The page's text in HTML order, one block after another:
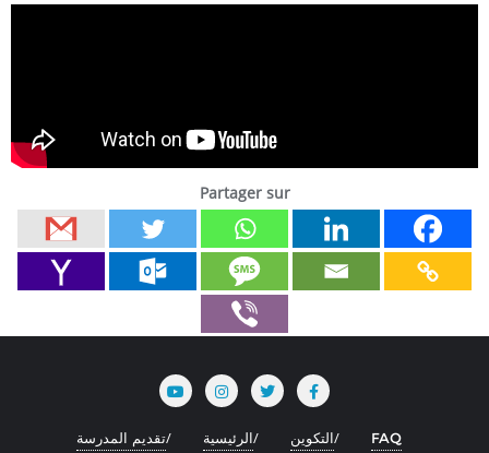
Partager sur
FAQ التكوين الرئيسية تقديم المدرسة